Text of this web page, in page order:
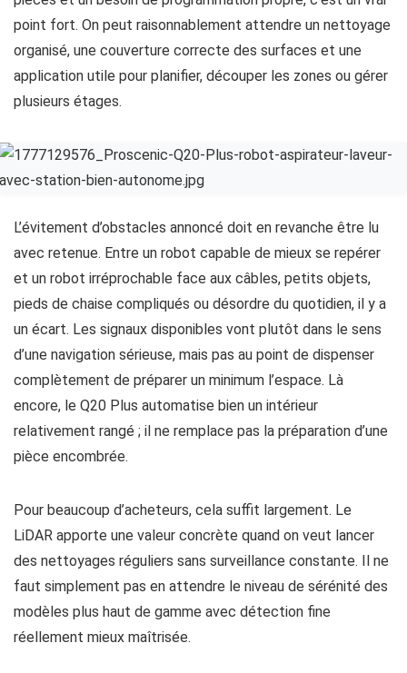
point fort. On peut raisonnablement attendre un nettoyage
organisé, une couverture correcte des surfaces et une
application utile pour planifier, découper les zones ou gérer
plusieurs étages.
L’évitement d’obstacles annoncé doit en revanche être lu
avec retenue. Entre un robot capable de mieux se repérer
et un robot irréprochable face aux câbles, petits objets,
pieds de chaise compliqués ou désordre du quotidien, il y a
un écart. Les signaux disponibles vont plutôt dans le sens
d’une navigation sérieuse, mais pas au point de dispenser
complètement de préparer un minimum l’espace. Là
encore, le Q20 Plus automatise bien un intérieur
relativement rangé ; il ne remplace pas la préparation d’une
pièce encombrée.
Pour beaucoup d’acheteurs, cela suffit largement. Le
LiDAR apporte une valeur concrète quand on veut lancer
des nettoyages réguliers sans surveillance constante. Il ne
faut simplement pas en attendre le niveau de sérénité des
modèles plus haut de gamme avec détection fine
réellement mieux maîtrisée.